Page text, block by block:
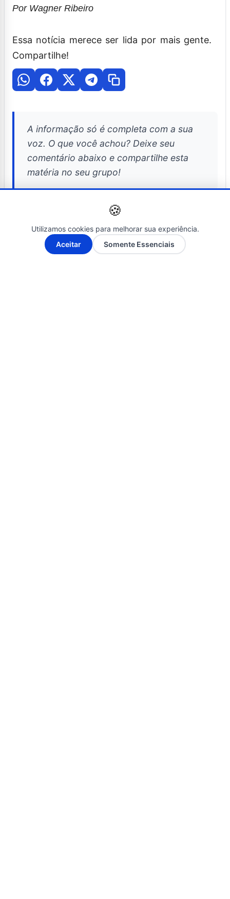
Por Wagner Ribeiro
Essa notícia merece ser lida por mais gente.
Compartilhe!
A informação só é completa com a sua
voz. O que você achou? Deixe seu
comentário abaixo e compartilhe esta
matéria no seu grupo!
A- A+
🍪
Utilizamos cookies para melhorar sua experiência.
Aceitar
Somente Essenciais